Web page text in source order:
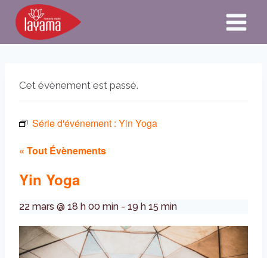
Aller
contenu
Cet évènement est passé.
Série d'événement : Yin Yoga
« Tout Évènements
Yin Yoga
22 mars @ 18 h 00 min - 19 h 15 min